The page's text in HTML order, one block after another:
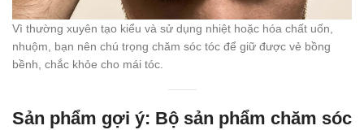
Vì thường xuyên tạo kiểu và sử dụng nhiệt hoặc hóa chất uốn,
nhuộm, bạn nên chú trọng chăm sóc tóc để giữ được vẻ bồng
bềnh, chắc khỏe cho mái tóc.
Sản phẩm gợi ý: Bộ sản phẩm chăm sóc